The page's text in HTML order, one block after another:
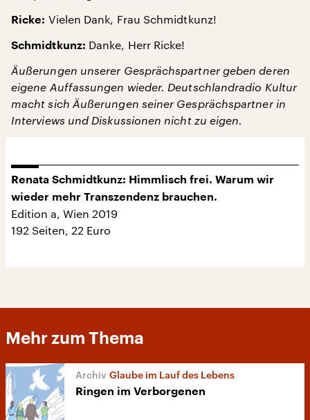
Ricke: Vielen Dank, Frau Schmidtkunz!
Schmidtkunz: Danke, Herr Ricke!
Äußerungen unserer Gesprächspartner geben deren
eigene Auffassungen wieder. Deutschlandradio Kultur
macht sich Äußerungen seiner Gesprächspartner in
Interviews und Diskussionen nicht zu eigen.
Renata Schmidtkunz: Himmlisch frei. Warum wir
wieder mehr Transzendenz brauchen.
Edition a, Wien 2019
192 Seiten, 22 Euro
Mehr zum Thema
Glaube im Lauf des Lebens
Ringen im Verborgenen